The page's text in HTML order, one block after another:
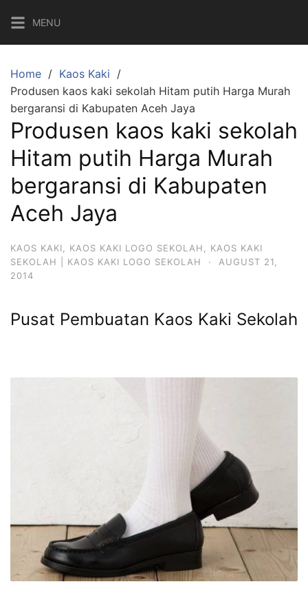
content
MENU
Home
Kaos Kaki
Produsen kaos kaki sekolah Hitam putih Harga Murah
bergaransi di Kabupaten Aceh Jaya
Produsen kaos kaki sekolah
Hitam putih Harga Murah
bergaransi di Kabupaten
Aceh Jaya
KAOS KAKI KAOS KAKI LOGO SEKOLAH
KAOS KAKI
SEKOLAH | KAOS KAKI LOGO SEKOLAH
·
AUGUST 21,
2014
Pusat Pembuatan Kaos Kaki Sekolah